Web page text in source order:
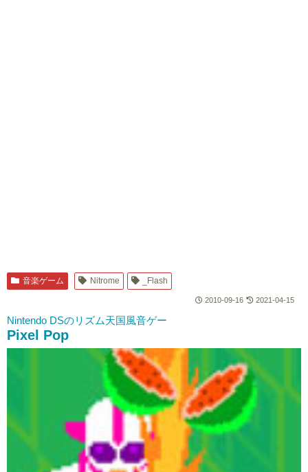
音楽ゲーム Nitrome _Flash
2010-09-16 2021-04-15
Nintendo DSのリズム天国風音ゲー
Pixel Pop